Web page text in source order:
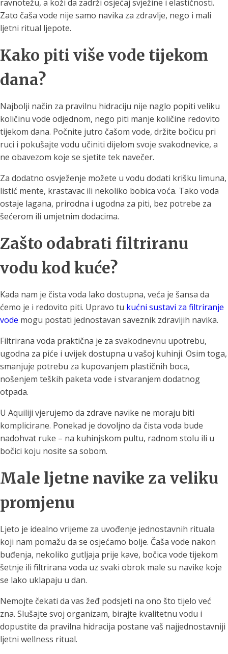
ravnotežu, a koži da zadrži osjećaj svježine i elastičnosti.
Zato čaša vode nije samo navika za zdravlje, nego i mali
ljetni ritual ljepote.
Kako piti više vode tijekom
dana?
Najbolji način za pravilnu hidraciju nije naglo popiti veliku
količinu vode odjednom, nego piti manje količine redovito
tijekom dana. Počnite jutro čašom vode, držite bočicu pri
ruci i pokušajte vodu učiniti dijelom svoje svakodnevice, a
ne obavezom koje se sjetite tek navečer.
Za dodatno osvježenje možete u vodu dodati krišku limuna,
listić mente, krastavac ili nekoliko bobica voća. Tako voda
ostaje lagana, prirodna i ugodna za piti, bez potrebe za
šećerom ili umjetnim dodacima.
Zašto odabrati filtriranu
vodu kod kuće?
Kada nam je čista voda lako dostupna, veća je šansa da
ćemo je i redovito piti. Upravo tu kućni sustavi za filtriranje
vode mogu postati jednostavan saveznik zdravijih navika.
Filtrirana voda praktična je za svakodnevnu upotrebu,
ugodna za piće i uvijek dostupna u vašoj kuhinji. Osim toga,
smanjuje potrebu za kupovanjem plastičnih boca,
nošenjem teških paketa vode i stvaranjem dodatnog
otpada.
U Aquiliji vjerujemo da zdrave navike ne moraju biti
komplicirane. Ponekad je dovoljno da čista voda bude
nadohvat ruke – na kuhinjskom pultu, radnom stolu ili u
bočici koju nosite sa sobom.
Male ljetne navike za veliku
promjenu
Ljeto je idealno vrijeme za uvođenje jednostavnih rituala
koji nam pomažu da se osjećamo bolje. Čaša vode nakon
buđenja, nekoliko gutljaja prije kave, bočica vode tijekom
šetnje ili filtrirana voda uz svaki obrok male su navike koje
se lako uklapaju u dan.
Nemojte čekati da vas žeđ podsjeti na ono što tijelo već
zna. Slušajte svoj organizam, birajte kvalitetnu vodu i
dopustite da pravilna hidracija postane vaš najjednostavniji
ljetni wellness ritual.